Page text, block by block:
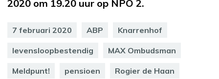
2020 om 19.20 uur op NPO 2.
7 februari 2020 ABP Knarrenhof
levensloopbestendig MAX Ombudsman
Meldpunt! pensioen Rogier de Haan